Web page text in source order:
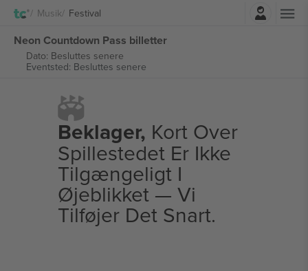
Musik Festival
Neon Countdown Pass billetter
Dato: Besluttes senere
Eventsted: Besluttes senere
Beklager, Kort Over
Spillestedet Er Ikke
Tilgængeligt I
Øjeblikket — Vi
Tilføjer Det Snart.